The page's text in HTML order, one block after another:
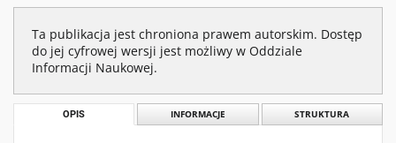
Ta publikacja jest chroniona prawem autorskim. Dostęp
do jej cyfrowej wersji jest możliwy w Oddziale
Informacji Naukowej.
OPIS INFORMACJE STRUKTURA